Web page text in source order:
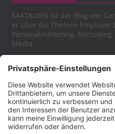
SAATKORN ist der Blog von
er über die Themen Employer
Personalmarketing,
Media.
Impressum
Impressum